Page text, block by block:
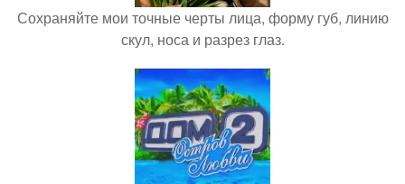
Сохраняйте мои точные черты лица, форму губ, линию
скул, носа и разрез глаз.